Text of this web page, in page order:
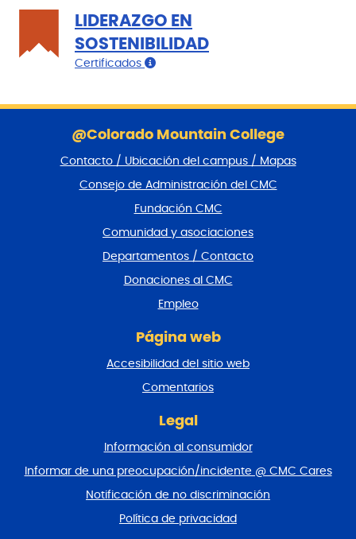
LIDERAZGO EN
SOSTENIBILIDAD
Certificados
@Colorado Mountain College
Contacto / Ubicación del campus / Mapas
Consejo de Administración del CMC
Fundación CMC
Comunidad y asociaciones
Departamentos / Contacto
Donaciones al CMC
Empleo
Página web
Accesibilidad del sitio web
Comentarios
Legal
Información al consumidor
Informar de una preocupación/incidente @ CMC Cares
Notificación de no discriminación
Política de privacidad